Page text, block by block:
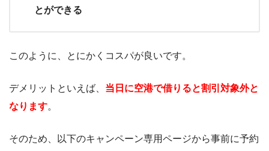
とができる
このように、とにかくコスパが良いです。
デメリットといえば、 当日に空港で借りると割引対象外と
なります。
そのため、以下のキャンペーン専用ページから事前に予約